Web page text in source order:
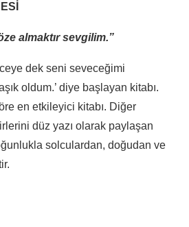
almaktır sevgilim.”
dek seni seveceğimi
oldum.’ diye başlayan kitabı.
en etkileyici kitabı. Diğer
düz yazı olarak paylaşan
solculardan, doğudan ve